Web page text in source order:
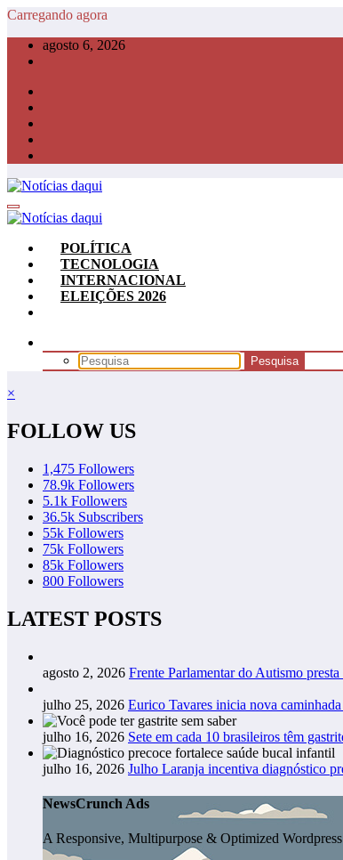
Pular
conteúdo
Carregando agora
agosto 6, 2026
POLÍTICA
TECNOLOGIA
INTERNACIONAL
ELEIÇÕES 2026
×
FOLLOW US
1,475 Followers
78.9k Followers
5.1k Followers
36.5k Subscribers
55k Followers
75k Followers
85k Followers
800 Followers
LATEST POSTS
agosto 2, 2026 Frente Parlamentar do Autismo
julho 25, 2026 Eurico Tavares inicia nova
julho 16, 2026 Sete em cada 10 brasileiros têm
julho 16, 2026 Julho Laranja incentiva diagnóstico
NewsCrunch Ads
A Responsive, Multipurpose & Optimized